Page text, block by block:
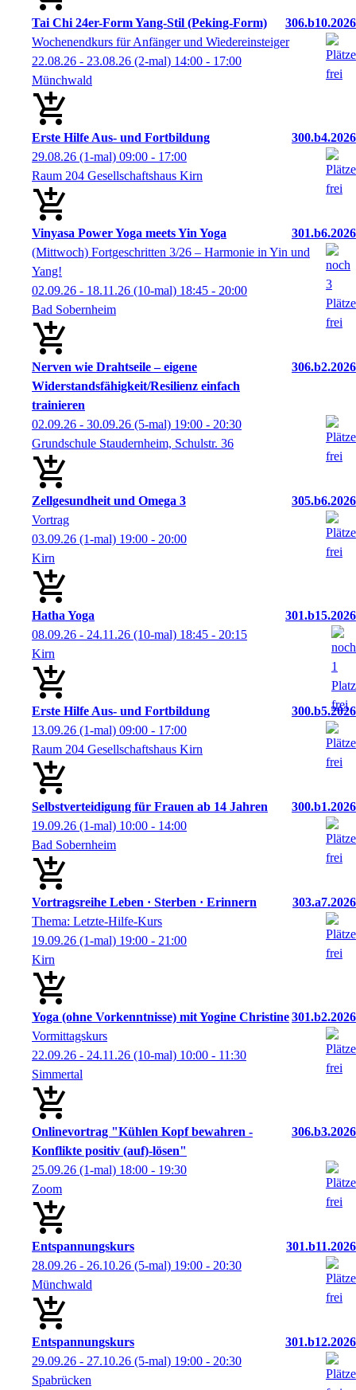
Tai Chi 24er-Form Yang-Stil (Peking-Form)
306.b10.2026
Wochenendkurs für Anfänger und Wiedereinsteiger
22.08.26 - 23.08.26 (2-mal) 14:00 - 17:00
Münchwald
Erste Hilfe Aus- und Fortbildung
300.b4.2026
29.08.26 (1-mal) 09:00 - 17:00
Raum 204 Gesellschaftshaus Kirn
Vinyasa Power Yoga meets Yin Yoga
301.b6.2026
(Mittwoch) Fortgeschritten 3/26 – Harmonie in Yin und
Yang!
02.09.26 - 18.11.26 (10-mal) 18:45 - 20:00
Bad Sobernheim
Nerven wie Drahtseile – eigene
Widerstandsfähigkeit/Resilienz einfach
trainieren
306.b2.2026
02.09.26 - 30.09.26 (5-mal) 19:00 - 20:30
Grundschule Staudernheim, Schulstr. 36
Zellgesundheit und Omega 3
305.b6.2026
Vortrag
03.09.26 (1-mal) 19:00 - 20:00
Kirn
Hatha Yoga
301.b15.2026
08.09.26 - 24.11.26 (10-mal) 18:45 - 20:15
Kirn
Erste Hilfe Aus- und Fortbildung
300.b5.2026
13.09.26 (1-mal) 09:00 - 17:00
Raum 204 Gesellschaftshaus Kirn
Selbstverteidigung für Frauen ab 14 Jahren
300.b1.2026
19.09.26 (1-mal) 10:00 - 14:00
Bad Sobernheim
Vortragsreihe Leben · Sterben · Erinnern
303.a7.2026
Thema: Letzte-Hilfe-Kurs
19.09.26 (1-mal) 19:00 - 21:00
Kirn
Yoga (ohne Vorkenntnisse) mit Yogine Christine301.b2.2026
Vormittagskurs
22.09.26 - 24.11.26 (10-mal) 10:00 - 11:30
Simmertal
Onlinevortrag "Kühlen Kopf bewahren -
Konflikte positiv (auf)-lösen"
306.b3.2026
25.09.26 (1-mal) 18:00 - 19:30
Zoom
Entspannungskurs
301.b11.2026
28.09.26 - 26.10.26 (5-mal) 19:00 - 20:30
Münchwald
Entspannungskurs
301.b12.2026
29.09.26 - 27.10.26 (5-mal) 19:00 - 20:30
Spabrücken